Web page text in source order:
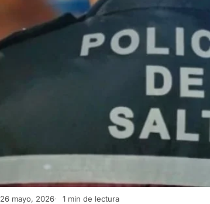
26 mayo, 2026 1 min de lectura